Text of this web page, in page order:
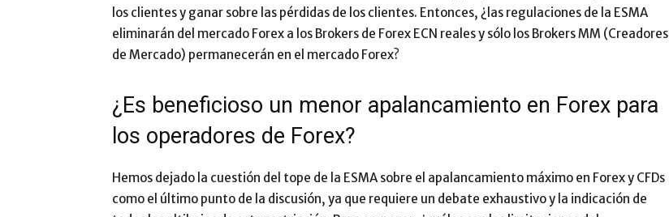
los clientes y ganar sobre las pérdidas de los clientes. Entonces, ¿las regulaciones de la ESMA
eliminarán del mercado Forex a los Brokers de Forex ECN reales y sólo los Brokers MM (Creadores
de Mercado) permanecerán en el mercado Forex?
¿Es beneficioso un menor apalancamiento en Forex para
los operadores de Forex?
Hemos dejado la cuestión del tope de la ESMA sobre el apalancamiento máximo en Forex y CFDs
como el último punto de la discusión, ya que requiere un debate exhaustivo y la indicación de